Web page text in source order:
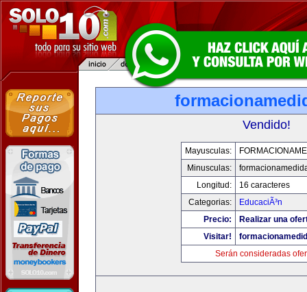
Vendido!
Mayusculas:
Minusculas:
Longitud:
16 caracteres
Categorias:
EducaciÃ³n
Precio:
Realizar una
Visitar!
Serán consideradas